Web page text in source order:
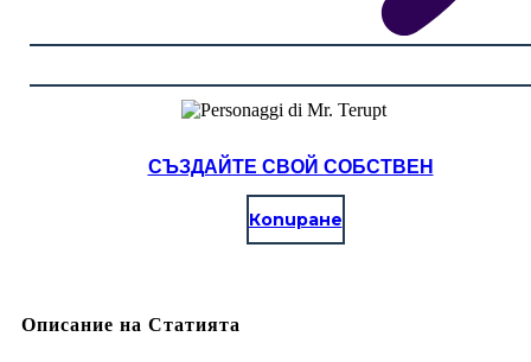
СЪЗДАЙТЕ СВОЙ СОБСТВЕН
Копиране
Описание на Статията